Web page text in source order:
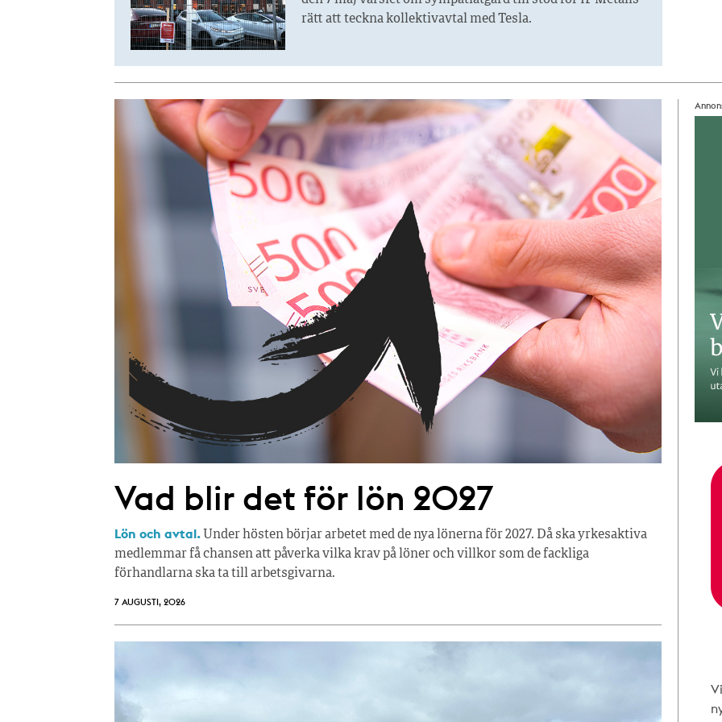
rätt att teckna kollektivavtal med Tesla.
Vad blir det för lön 2027
Lön och avtal. Under hösten börjar arbetet med de nya lönerna för 2027. Då ska yrkesaktiva
medlemmar få chansen att påverka vilka krav på löner och villkor som de fackliga
förhandlarna ska ta till arbetsgivarna.
7 AUGUSTI, 2026